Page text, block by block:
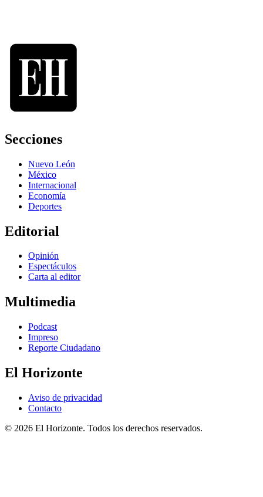
Secciones
Nuevo León
México
Internacional
Economía
Deportes
Editorial
Opinión
Espectáculos
Carta al editor
Multimedia
Podcast
Impreso
Reporte Ciudadano
El Horizonte
Aviso de privacidad
Contacto
© 2026 El Horizonte. Todos los derechos reservados.